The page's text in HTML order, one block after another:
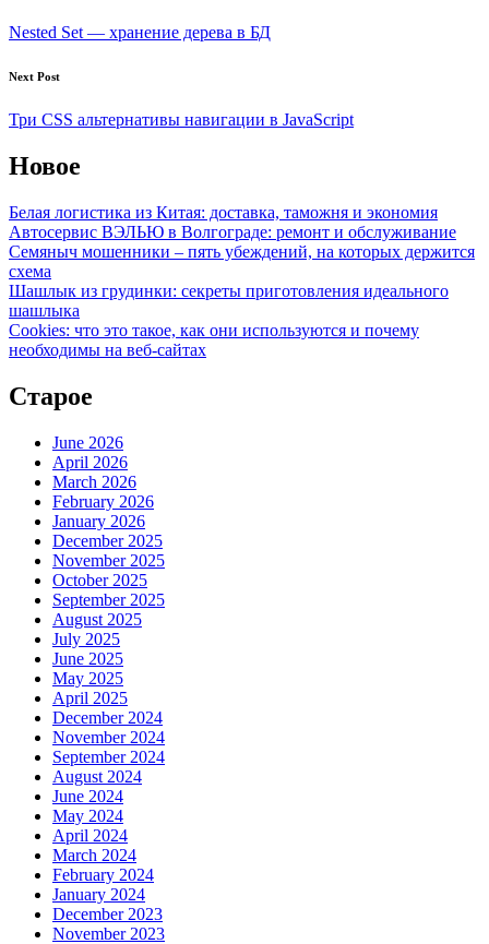
navigation
Nested Set — хранение дерева в БД
Next Post
Три CSS альтернативы навигации в JavaScript
Новое
Белая логистика из Китая: доставка, таможня и экономия
Автосервис ВЭЛЬЮ в Волгограде: ремонт и обслуживание
Семяныч мошенники – пять убеждений, на которых держится
схема
Шашлык из грудинки: секреты приготовления идеального
шашлыка
Cookies: что это такое, как они используются и почему
необходимы на веб-сайтах
Старое
June 2026
April 2026
March 2026
February 2026
January 2026
December 2025
November 2025
October 2025
September 2025
August 2025
July 2025
June 2025
May 2025
April 2025
December 2024
November 2024
September 2024
August 2024
June 2024
May 2024
April 2024
March 2024
February 2024
January 2024
December 2023
November 2023